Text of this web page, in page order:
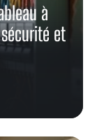
à
et